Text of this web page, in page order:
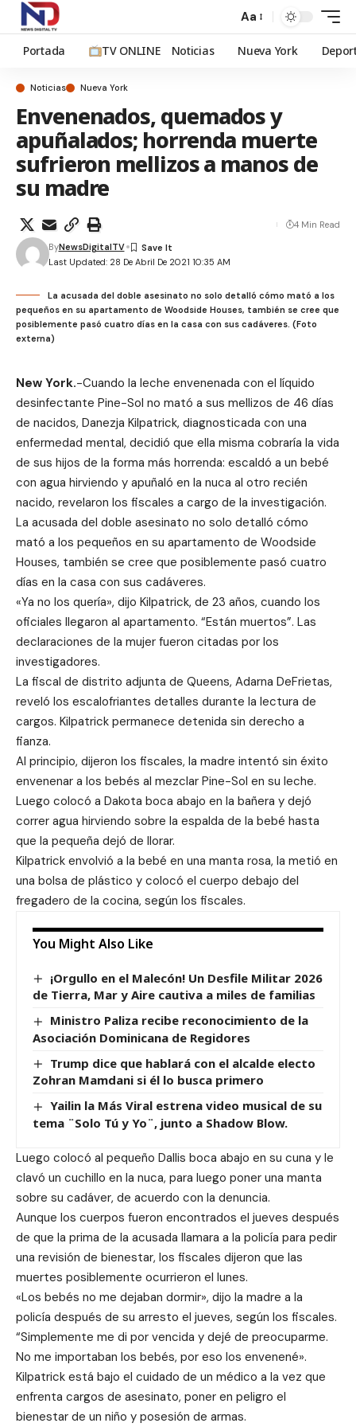
Aa
Portada TV ONLINE Noticias Nueva York
Noticias Nueva York
Envenenados, quemados y
apuñalados; horrenda muerte
sufrieron mellizos a manos de
su madre
Last Updated: 28 De Abril De 2021 10:35 AM
ByNewsDigitalTV
4 Min Read
La acusada del doble asesinato no solo detalló cómo mató a los
pequeños en su apartamento de Woodside Houses, también se cree que
posiblemente pasó cuatro días en la casa con sus cadáveres. (Foto
externa)
New York.-Cuando la leche envenenada con el líquido
desinfectante Pine-Sol no mató a sus mellizos de 46 días
de nacidos, Danezja Kilpatrick, diagnosticada con una
enfermedad mental, decidió que ella misma cobraría la vida
de sus hijos de la forma más horrenda: escaldó a un bebé
con agua hirviendo y apuñaló en la nuca al otro recién
nacido, revelaron los fiscales a cargo de la investigación.
La acusada del doble asesinato no solo detalló cómo
mató a los pequeños en su apartamento de Woodside
Houses, también se cree que posiblemente pasó cuatro
días en la casa con sus cadáveres.
«Ya no los quería», dijo Kilpatrick, de 23 años, cuando los
oficiales llegaron al apartamento. “Están muertos”. Las
declaraciones de la mujer fueron citadas por los
investigadores.
La fiscal de distrito adjunta de Queens, Adarna DeFrietas,
reveló los escalofriantes detalles durante la lectura de
cargos. Kilpatrick permanece detenida sin derecho a
fianza.
Al principio, dijeron los fiscales, la madre intentó sin éxito
envenenar a los bebés al mezclar Pine-Sol en su leche.
Luego colocó a Dakota boca abajo en la bañera y dejó
correr agua hirviendo sobre la espalda de la bebé hasta
que la pequeña dejó de llorar.
Kilpatrick envolvió a la bebé en una manta rosa, la metió en
una bolsa de plástico y colocó el cuerpo debajo del
fregadero de la cocina, según los fiscales.
You Might Also Like
¡Orgullo en el Malecón! Un Desfile Militar 2026
de Tierra, Mar y Aire cautiva a miles de familias
Ministro Paliza recibe reconocimiento de la
Asociación Dominicana de Regidores
Trump dice que hablará con el alcalde electo
Zohran Mamdani si él lo busca primero
Yailin la Más Viral estrena video musical de su
tema ¨Solo Tú y Yo¨, junto a Shadow Blow.
Luego colocó al pequeño Dallis boca abajo en su cuna y le
clavó un cuchillo en la nuca, para luego poner una manta
sobre su cadáver, de acuerdo con la denuncia.
Aunque los cuerpos fueron encontrados el jueves después
de que la prima de la acusada llamara a la policía para pedir
una revisión de bienestar, los fiscales dijeron que las
muertes posiblemente ocurrieron el lunes.
«Los bebés no me dejaban dormir», dijo la madre a la
policía después de su arresto el jueves, según los fiscales.
“Simplemente me di por vencida y dejé de preocuparme.
No me importaban los bebés, por eso los envenené».
Kilpatrick está bajo el cuidado de un médico a la vez que
enfrenta cargos de asesinato, poner en peligro el
bienestar de un niño y posesión de armas.